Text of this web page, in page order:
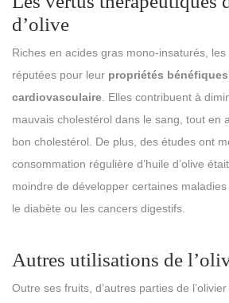
d’olive
Riches en acides gras mono-insaturés,
réputées pour leur propriétés
cardiovasculaire . Elles contribuent à
mauvais cholestérol dans le sang, tout en
bon cholestérol. De plus, des études ont
consommation régulière d’huile d’olive
moindre de développer certaines maladies
le diabète ou les cancers digestifs.
Autres utilisations de
Outre ses fruits, d’autres parties de